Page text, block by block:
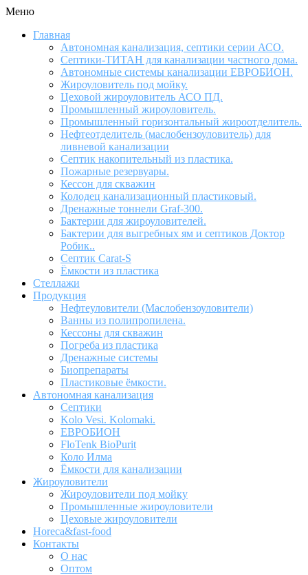
Меню
Главная
Автономная канализация, септики серии АСО.
Септики-ТИТАН для канализации частного дома.
Автономные системы канализации ЕВРОБИОН.
Жироуловитель под мойку.
Цеховой жироуловитель АСО ПД.
Промышленный жироуловитель.
Промышленный горизонтальный жироотделитель.
Нефтеотделитель (маслобензоуловитель) для
ливневой канализации
Септик накопительный из пластика.
Пожарные резервуары.
Кессон для скважин
Колодец канализационный пластиковый.
Дренажные тоннели Graf-300.
Бактерии для жироуловителей.
Бактерии для выгребных ям и септиков Доктор
Робик..
Септик Carat-S
Ёмкости из пластика
Стеллажи
Продукция
Нефтеуловители (Маслобензоуловители)
Ванны из полипропилена.
Кессоны для скважин
Погреба из пластика
Дренажные системы
Биопрепараты
Пластиковые ёмкости.
Автономная канализация
Септики
Kolo Vesi. Kolomaki.
ЕВРОБИОН
FloTenk BioPurit
Коло Илма
Ёмкости для канализации
Жироуловители
Жироуловители под мойку
Промышленные жироуловители
Цеховые жироуловители
Horeca&fast-food
Контакты
О нас
Оптом